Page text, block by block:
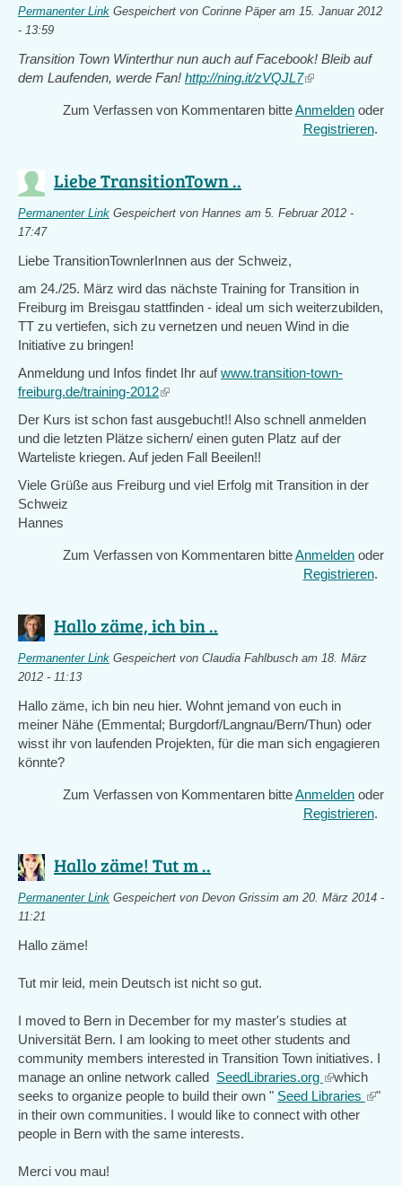
Permanenter Link Gespeichert von Corinne Päperam 15. Januar 2012
- 13:59
Transition Town Winterthur nun auch auf Facebook! Bleib auf
dem Laufenden, werde Fan! http://ning.it/zVQJL7(link
external)
Zum Verfassen von Kommentaren bitteAnmelden oder
Registrieren.
Liebe TransitionTown ..
Permanenter Link Gespeichert von Hannes am 5. Februar 2012 -
17:47
Liebe TransitionTownlerInnen aus der Schweiz,
am 24./25. März wird das nächste Training for Transition in
Freiburg im Breisgau stattfinden - ideal um sich weiterzubilden,
TT zu vertiefen, sich zu vernetzen und neuen Wind in die
Initiative zu bringen!
Anmeldung und Infos findet Ihr aufwww.transition-town-
freiburg.de/training-2012(link
external)
Der Kurs ist schon fast ausgebucht!! Also schnell anmelden
und die letzten Plätze sichern/ einen guten Platz auf der
Warteliste kriegen. Auf jeden Fall Beeilen!!
Viele Grüße aus Freiburg und viel Erfolg mit Transition in der
Schweiz
Hannes
Zum Verfassen von Kommentaren bitteAnmelden oder
Registrieren.
Hallo zäme, ich bin ..
Permanenter Link Gespeichert von Claudia Fahlbusch am 18. März
2012 - 11:13
Hallo zäme, ich bin neu hier. Wohnt jemand von euch in
meiner Nähe (Emmental; Burgdorf/Langnau/Bern/Thun) oder
wisst ihr von laufenden Projekten, für die man sich engagieren
könnte?
Zum Verfassen von Kommentaren bitteAnmelden oder
Registrieren.
Hallo zäme! Tut m ..
Permanenter Link Gespeichert von Devon Grissim am 20. März 2014 -
11:21
Hallo zäme!
Tut mir leid, mein Deutsch ist nicht so gut.
I moved to Bern in December for my master's studies at
Universität Bern. I am looking to meet other students and
community members interested in Transition Town initiatives. I
manage an online network called SeedLibraries.org (link
is
external)
which
seeks to organize people to build their own " Seed Libraries (link
"
in their own communities. I would like to connect with other
people in Bern with the same interests.
Merci vou mau!